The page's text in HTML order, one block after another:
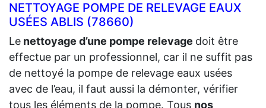
NETTOYAGE POMPE DE RELEVAGE EAUX
USÉES ABLIS (78660)
Le nettoyage d’une pompe relevage doit être
effectue par un professionnel, car il ne suffit pas
de nettoyé la pompe de relevage eaux usées
avec de l’eau, il faut aussi la démonter, vérifier
tous les éléments de la pompe. Tous nos